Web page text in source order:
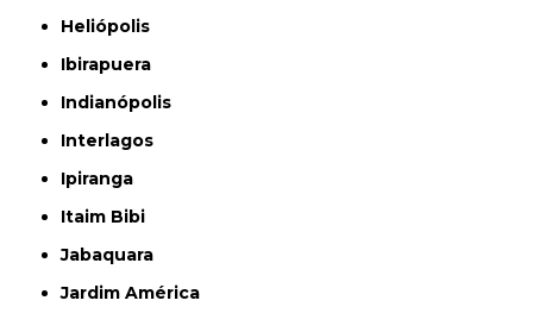
Heliópolis
Ibirapuera
Indianópolis
Interlagos
Ipiranga
Itaim Bibi
Jabaquara
Jardim América